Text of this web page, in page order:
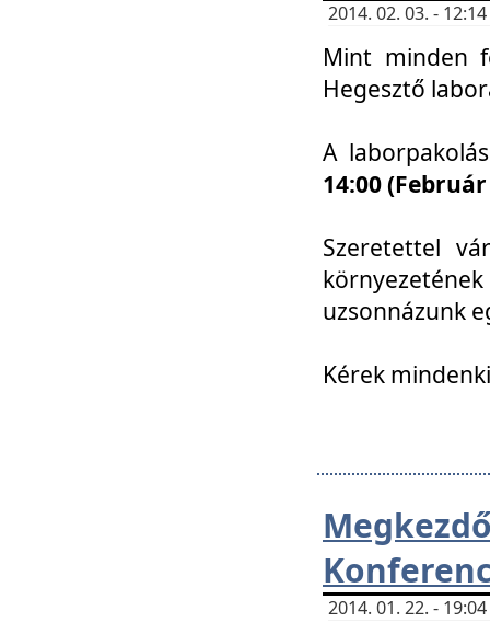
2014. 02. 03. -
Mint minden
Hegesztő
A
14:00
Szeretettel
uzsonnázunk
Kérek
2014. 01. 22. -